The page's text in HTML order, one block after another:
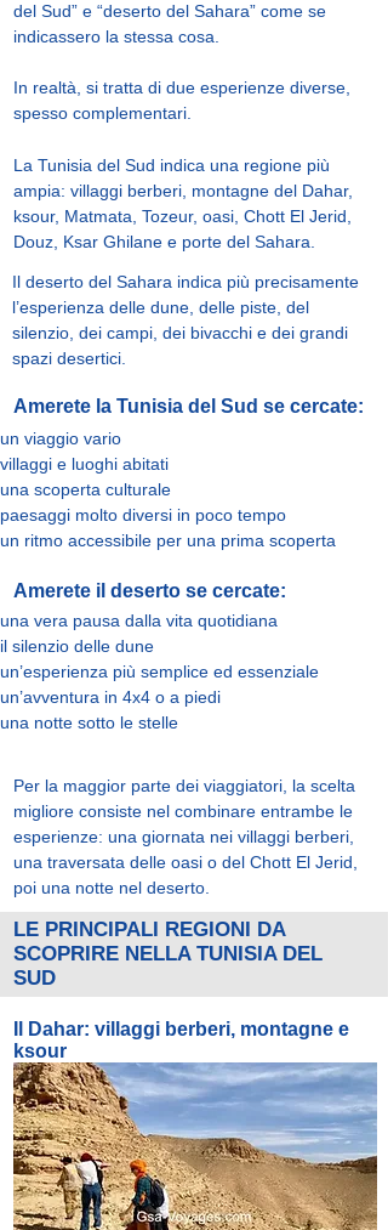
del Sud” e “deserto del Sahara” come se
indicassero la stessa cosa.
In realtà, si tratta di due esperienze diverse,
spesso complementari.
La Tunisia del Sud indica una regione più
ampia: villaggi berberi, montagne del Dahar,
ksour, Matmata, Tozeur, oasi, Chott El Jerid,
Douz, Ksar Ghilane e porte del Sahara.
Il deserto del Sahara indica più precisamente
l’esperienza delle dune, delle piste, del
silenzio, dei campi, dei bivacchi e dei grandi
spazi desertici.
Amerete la Tunisia del Sud se cercate:
un viaggio vario
villaggi e luoghi abitati
una scoperta culturale
paesaggi molto diversi in poco tempo
un ritmo accessibile per una prima scoperta
Amerete il deserto se cercate:
una vera pausa dalla vita quotidiana
il silenzio delle dune
un’esperienza più semplice ed essenziale
un’avventura in 4x4 o a piedi
una notte sotto le stelle
Per la maggior parte dei viaggiatori, la scelta
migliore consiste nel combinare entrambe le
esperienze: una giornata nei villaggi berberi,
una traversata delle oasi o del Chott El Jerid,
poi una notte nel deserto.
LE PRINCIPALI REGIONI DA
SCOPRIRE NELLA TUNISIA DEL
SUD
Il Dahar: villaggi berberi, montagne e
ksour